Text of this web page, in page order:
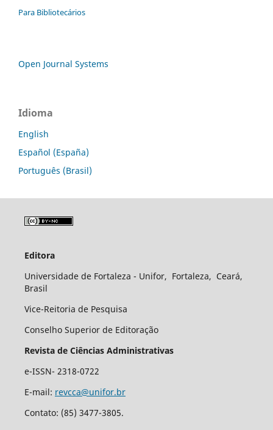
Para Bibliotecários
Open Journal Systems
Idioma
English
Español (España)
Português (Brasil)
Editora
Universidade de Fortaleza - Unifor, Fortaleza, Ceará,
Brasil
Vice-Reitoria de Pesquisa
Conselho Superior de Editoração
Revista de Ciências Administrativas
e-ISSN- 2318-0722
E-mail: revcca@unifor.br
Contato: (85) 3477-3805.